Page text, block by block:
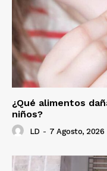
¿Qué alimentos
niños?
LD - 7 Agosto, 2026